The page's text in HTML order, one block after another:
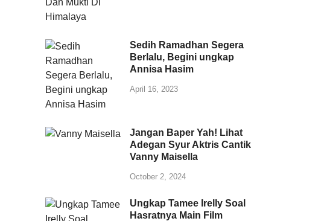
Sedih Ramadhan Segera
Berlalu, Begini ungkap
Annisa Hasim
April 16, 2023
Jangan Baper Yah! Lihat
Adegan Syur Aktris Cantik
Vanny Maisella
October 2, 2024
Ungkap Tamee Irelly Soal
Hasratnya Main Film